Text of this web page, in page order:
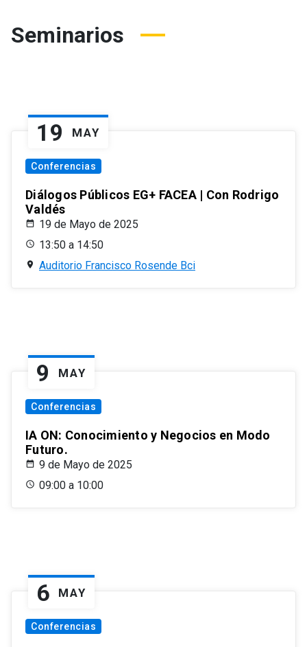
Seminarios
19 MAY
Conferencias
Diálogos Públicos EG+ FACEA | Con Rodrigo
Valdés
19 de Mayo de 2025
13:50 a 14:50
Auditorio Francisco Rosende Bci
9 MAY
Conferencias
IA ON: Conocimiento y Negocios en Modo
Futuro.
9 de Mayo de 2025
09:00 a 10:00
6 MAY
Conferencias